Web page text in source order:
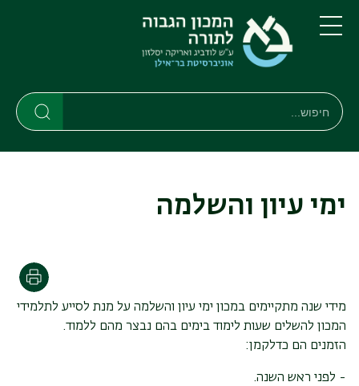
לתוכן
העיקרי
לתפריט
ניווט
ראשי
תפריט
חיפוש
חיפוש
ימי עיון והשלמה
מידי שנה מתקיימים במכון ימי עיון והשלמה על מנת לסייע לתלמידי
המכון להשלים שעות לימוד בימים בהם נבצר מהם ללמוד.
הזמנים הם כדלקמן:
- לפני ראש השנה.